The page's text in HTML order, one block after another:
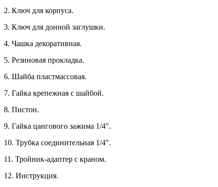
2. Ключ для корпуса.
3. Ключ для донной заглушки.
4. Чашка декоративная.
5. Резиновая прокладка.
6. Шайба пластмассовая.
7. Гайка крепежная с шайбой.
8. Пистон.
9. Гайка цангового зажима 1/4".
10. Трубка соединительная 1/4".
11. Тройник-адаптер с краном.
12. Инструкция.